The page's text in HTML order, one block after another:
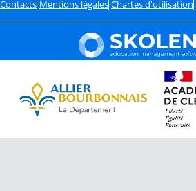
Contacts Mentions légales Chartes d'utilisation